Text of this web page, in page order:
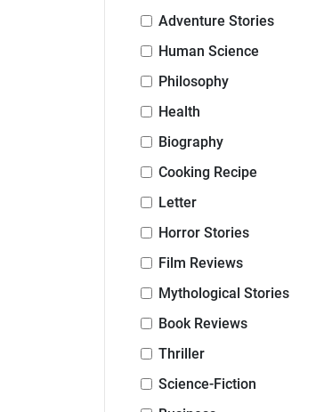
Adventure Stories
Human Science
Philosophy
Health
Biography
Cooking Recipe
Letter
Horror Stories
Film Reviews
Mythological Stories
Book Reviews
Thriller
Science-Fiction